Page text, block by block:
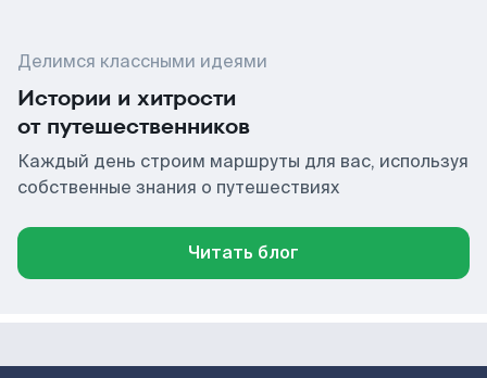
Делимся классными идеями
Истории и хитрости
от путешественников
Каждый день строим маршруты для вас, используя
собственные знания о путешествиях
Читать блог